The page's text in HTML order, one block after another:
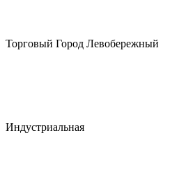
Торговый Город Левобережный
Индустриальная